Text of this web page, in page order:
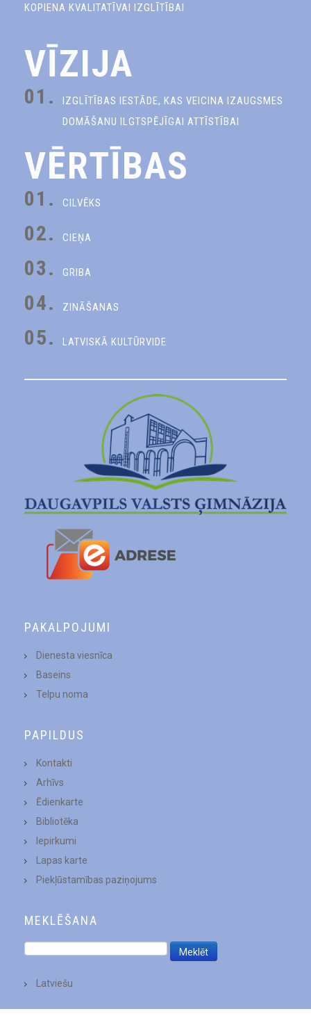
KOPIENA KVALITATĪVAI IZGLĪTĪBAI
VĪZIJA
01.
IZGLĪTĪBAS IESTĀDE, KAS VEICINA IZAUGSMES
DOMĀŠANU ILGTSPĒJĪGAI ATTĪSTĪBAI
VĒRTĪBAS
01. CILVĒKS
02. CIEŅA
03. GRIBA
04. ZINĀŠANAS
05. LATVISKĀ KULTŪRVIDE
PAKALPOJUMI
Dienesta viesnīca
Baseins
Telpu noma
PAPILDUS
Kontakti
Arhīvs
Ēdienkarte
Bibliotēka
Iepirkumi
Lapas karte
Piekļūstamības paziņojums
MEKLĒŠANA
Latviešu